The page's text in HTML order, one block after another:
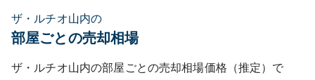
ザ・ルチオ山内の
部屋ごとの売却相場
ザ・ルチオ山内の部屋ごとの売却相場価格（推定）で